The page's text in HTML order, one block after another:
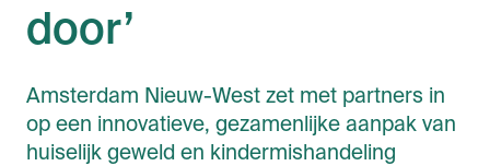
door’
Amsterdam Nieuw-West zet met partners in
op een innovatieve, gezamenlijke aanpak van
huiselijk geweld en kindermishandeling